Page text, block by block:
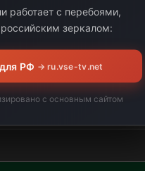
работает с перебоями,
зеркалом:
РФ → ru.vse-tv.net
с основным сайтом